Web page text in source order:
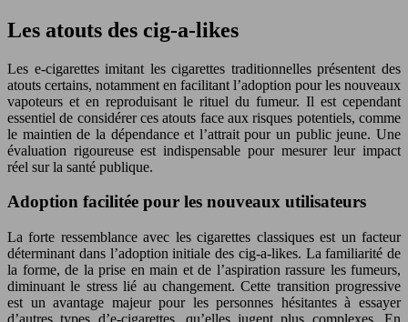
Les atouts des cig-a-likes
Les e-cigarettes imitant les cigarettes traditionnelles présentent des
atouts certains, notamment en facilitant l’adoption pour les nouveaux
vapoteurs et en reproduisant le rituel du fumeur. Il est cependant
essentiel de considérer ces atouts face aux risques potentiels, comme
le maintien de la dépendance et l’attrait pour un public jeune. Une
évaluation rigoureuse est indispensable pour mesurer leur impact
réel sur la santé publique.
Adoption facilitée pour les nouveaux utilisateurs
La forte ressemblance avec les cigarettes classiques est un facteur
déterminant dans l’adoption initiale des cig-a-likes. La familiarité de
la forme, de la prise en main et de l’aspiration rassure les fumeurs,
diminuant le stress lié au changement. Cette transition progressive
est un avantage majeur pour les personnes hésitantes à essayer